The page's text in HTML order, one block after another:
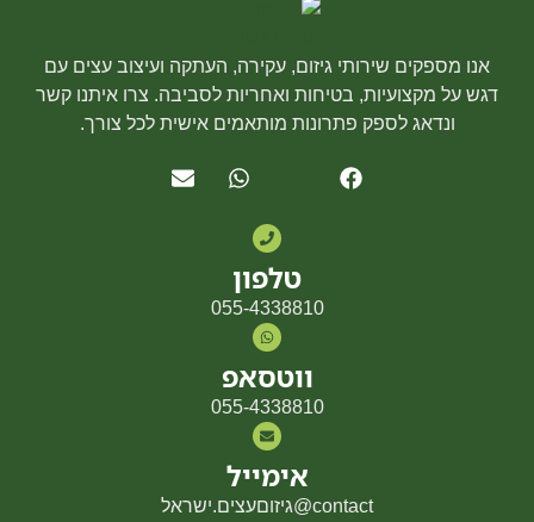
אנו מספקים שירותי גיזום, עקירה, העתקה ועיצוב עצים עם
דגש על מקצועיות, בטיחות ואחריות לסביבה. צרו איתנו קשר
ונדאג לספק פתרונות מותאמים אישית לכל צורך.
טלפון
055-4338810
ווטסאפ
055-4338810
אימייל
contact@גיזוםעצים.ישראל